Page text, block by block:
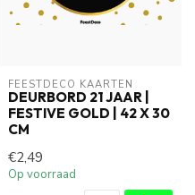
FEESTDECO KAARTEN
DEURBORD 21 JAAR |
FESTIVE GOLD | 42 X 30
CM
€2,49
Op voorraad